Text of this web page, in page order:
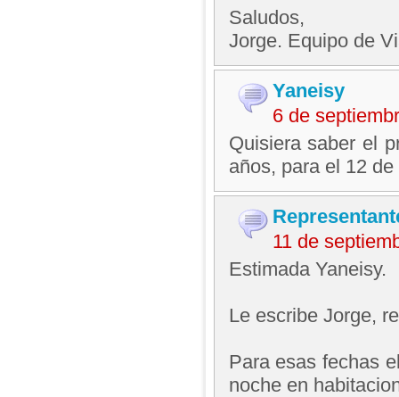
Saludos,
Jorge. Equipo de
Yaneisy
6 de
Quisiera saber el
años, para el 12
11 de
Estimada Yaneisy.
Le escribe Jorge,
Para esas fechas
noche en